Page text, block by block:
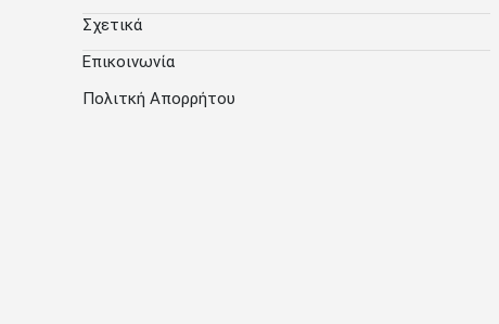
Σχετικά
Επικοινωνία
Πολιτκή Απορρήτου